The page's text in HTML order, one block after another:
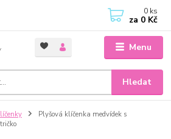
Menu
Hledat
0 ks
za 0 Kč
Plyšová klíčenka medvídek s